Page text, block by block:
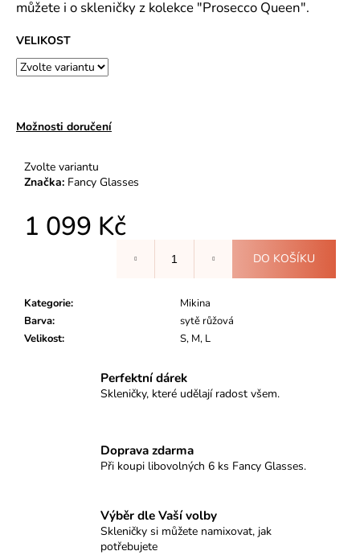
můžete i o skleničky z kolekce "Prosecco Queen".
VELIKOST
Možnosti doručení
Zvolte variantu
Značka: Fancy Glasses
1 099 Kč
DO KOŠÍKU
Kategorie:
Mikina
Barva:
sytě růžová
Velikost: S, M, L
Perfektní dárek
Skleničky, které udělají radost všem.
Doprava zdarma
Při koupi libovolných 6 ks Fancy Glasses.
Výběr dle Vaší volby
Skleničky si můžete namixovat, jak
potřebujete
e
LIFE
IS
ZLATÁ
SE
NÁPISEM
299